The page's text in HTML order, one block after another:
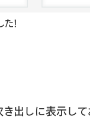
！
き出しに表示し